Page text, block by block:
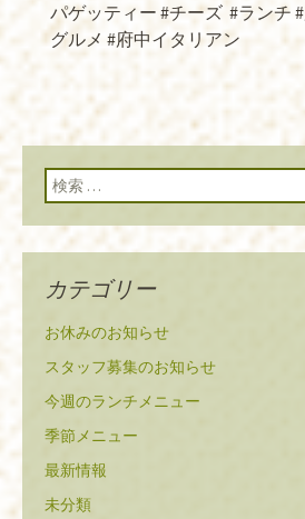
パゲッティー #チーズ #ランチ
グルメ #府中イタリアン
検索:
カテゴリー
お休みのお知らせ
スタッフ募集のお知らせ
今週のランチメニュー
季節メニュー
最新情報
未分類